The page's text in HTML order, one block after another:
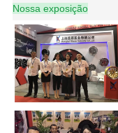
Nossa exposição